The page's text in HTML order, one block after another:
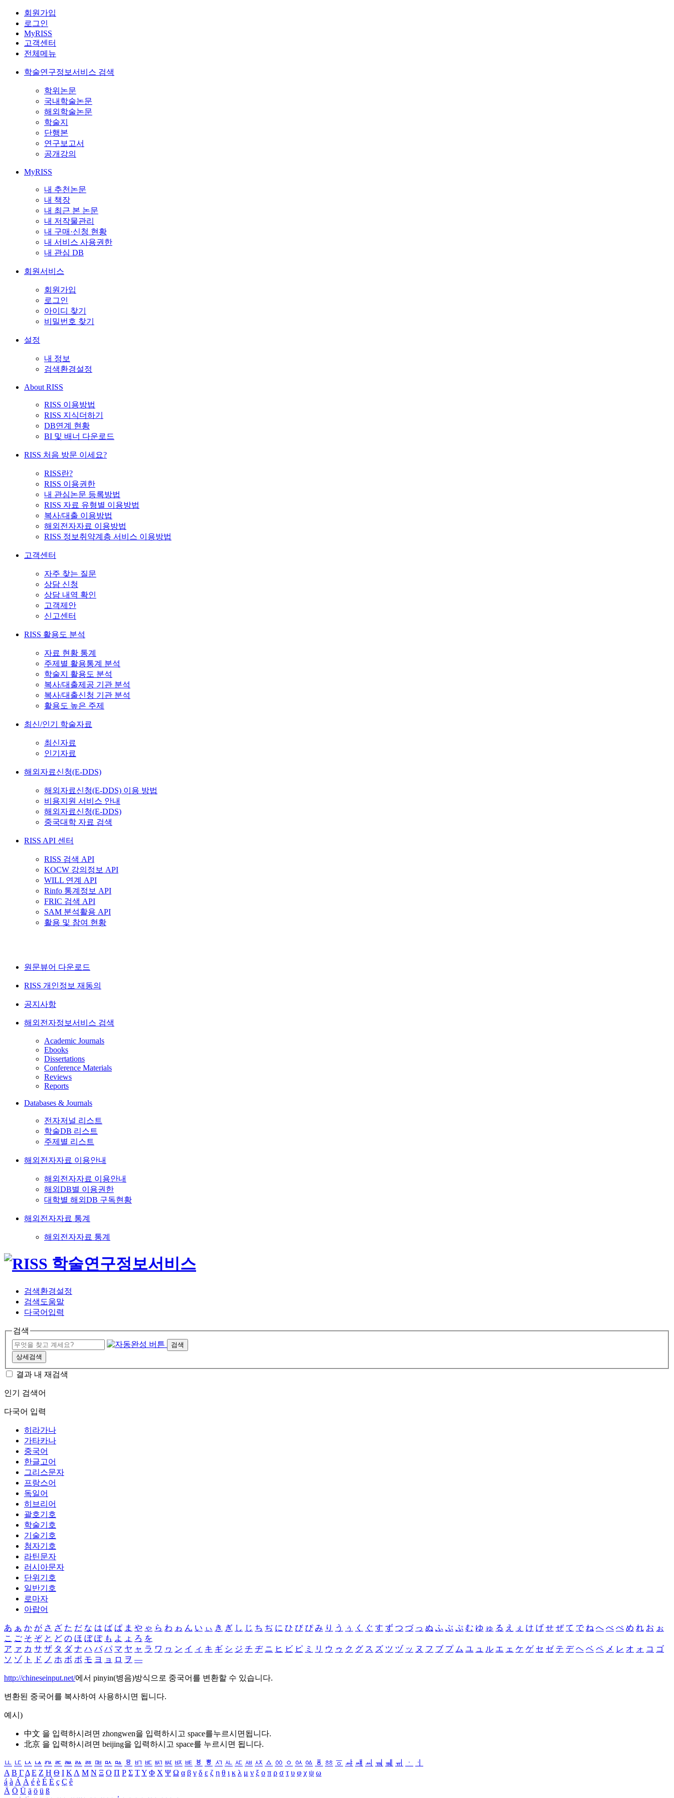
회원가입
로그인
MyRISS
고객센터
전체메뉴
학술연구정보서비스 검색
학위논문
국내학술논문
해외학술논문
학술지
단행본
연구보고서
공개강의
MyRISS
내 추천논문
내 책장
내 최근 본 논문
내 저작물관리
내 구매·신청 현황
내 서비스 사용권한
내 관심 DB
회원서비스
회원가입
로그인
아이디 찾기
비밀번호 찾기
설정
내 정보
검색환경설정
About RISS
RISS 이용방법
RISS 지식더하기
DB연계 현황
BI 및 배너 다운로드
RISS 처음 방문 이세요?
RISS란?
RISS 이용권한
내 관심논문 등록방법
RISS 자료 유형별 이용방법
복사/대출 이용방법
해외전자자료 이용방법
RISS 정보취약계층 서비스 이용방법
고객센터
자주 찾는 질문
상담 신청
상담 내역 확인
고객제안
신고센터
RISS 활용도 분석
자료 현황 통계
주제별 활용통계 분석
학술지 활용도 분석
복사/대출제공 기관 분석
복사/대출신청 기관 분석
활용도 높은 주제
최신/인기 학술자료
최신자료
인기자료
해외자료신청(E-DDS)
해외자료신청(E-DDS) 이용 방법
비용지원 서비스 안내
해외자료신청(E-DDS)
중국대학 자료 검색
RISS API 센터
RISS 검색 API
KOCW 강의정보 API
WILL 연계 API
Rinfo 통계정보 API
FRIC 검색 API
SAM 분석활용 API
활용 및 참여 현황
원문뷰어 다운로드
RISS 개인정보 재동의
공지사항
해외전자정보서비스 검색
Academic Journals
Ebooks
Dissertations
Conference Materials
Reviews
Reports
Databases & Journals
전자저널 리스트
학술DB 리스트
주제별 리스트
해외전자자료 이용안내
해외전자자료 이용안내
해외DB별 이용권한
대학별 해외DB 구독현황
해외전자자료 통계
해외전자자료 통계
검색환경설정
검색도움말
다국어입력
검색
검색
상세검색
결과 내 재검색
인기 검색어
다국어 입력
히라가나
가타카나
중국어
한글고어
그리스문자
프랑스어
독일어
히브리어
괄호기호
학술기호
기술기호
첨자기호
라틴문자
러시아문자
단위기호
일반기호
로마자
아랍어
あ ぁ か が さ ざ た だ な は ば ぱ ま や ゃ ら わ ゎ ん い ぃ き ぎ し じ ち ぢ に ひ び ぴ み り う ぅ く ぐ す ず つ づ っ ぬ ふ ぶ ぷ む ゆ ゅ る え ぇ け げ せ ぜ て で ね へ べ ぺ め れ お ぉ
こ ご そ ぞ と ど の ほ ぼ ぽ も よ ょ ろ を
ア ァ カ サ ザ タ ダ ナ ハ バ パ マ ヤ ャ ラ ワ ヮ ン イ ィ キ ギ シ ジ チ ヂ ニ ヒ ビ ピ ミ リ ウ ゥ ク グ ス ズ ツ ヅ ッ ヌ フ ブ プ ム ユ ュ ル エ ェ ケ ゲ セ ゼ テ デ ヘ ベ ペ メ レ オ ォ コ ゴ
ソ ゾ ト ド ノ ホ ボ ポ モ ヨ ョ ロ ヲ ―
http://chineseinput.net/에서 pinyin(병음)방식으로 중국어를 변환할 수 있습니다.
변환된 중국어를 복사하여 사용하시면 됩니다.
예시)
中文 을 입력하시려면 zhongwen을 입력하시고 space를누르시면됩니다.
北京 을 입력하시려면 beijing을 입력하시고 space를 누르시면 됩니다.
ㅥ ㅦ ㅧ ㅨ ㅩ ㅪ ㅫ ㅬ ㅭ ㅮ ㅯ ㅰ ㅱ ㅲ ㅳ ㅴ ㅵ ㅶ ㅷ ㅸ ㅹ ㅺ ㅻ ㅼ ㅽ ㅾ ㅿ ㆀ ㆁ ㆂ ㆃ ㆄ ㆅ ㆆ ㆇ ㆈ ㆉ ㆊ ㆋ ㆌ ㆍ
ㆎ
Α Β ΓΔ Ε Ζ Η Θ Ι ΚΛ Μ Ν Ξ Ο Π Ρ Σ ΤΥ Φ Χ Ψ Ω α β γ δ ε ζ η θ ι κ λ μ ν ξ ο π ρ σ τ υ φ χ ψ ω
á à Á À é è É È ç Ç ê
Ä Ö Ü ä ö ü ß